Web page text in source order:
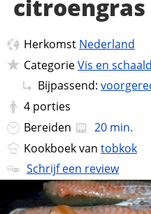
citroengras
Herkomst Nederland
CategorieVis en
Bijpassend:
4 porties
Bereiden
20 min.
Kookboek van tobkok
Schrijf een review